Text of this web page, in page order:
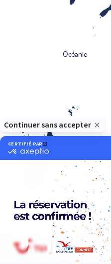
Océanie
Océan Indien
Nos thématiques